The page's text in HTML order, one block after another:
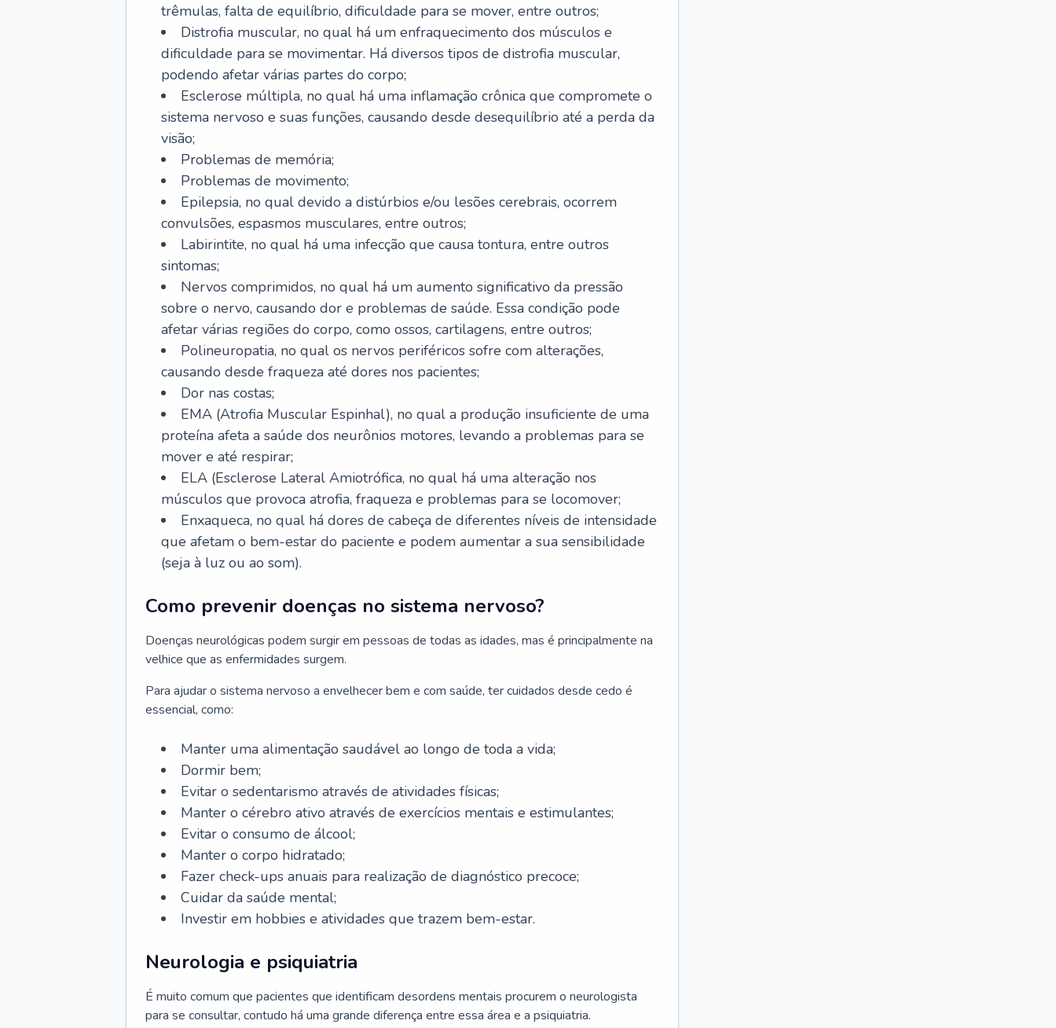
trêmulas, falta de equilíbrio, dificuldade para se mover, entre outros;
Distrofia muscular, no qual há um enfraquecimento dos músculos e
dificuldade para se movimentar. Há diversos tipos de distrofia muscular,
podendo afetar várias partes do corpo;
Esclerose múltipla, no qual há uma inflamação crônica que compromete o
sistema nervoso e suas funções, causando desde desequilíbrio até a perda da
visão;
Problemas de memória;
Problemas de movimento;
Epilepsia, no qual devido a distúrbios e/ou lesões cerebrais, ocorrem
convulsões, espasmos musculares, entre outros;
Labirintite, no qual há uma infecção que causa tontura, entre outros
sintomas;
Nervos comprimidos, no qual há um aumento significativo da pressão
sobre o nervo, causando dor e problemas de saúde. Essa condição pode
afetar várias regiões do corpo, como ossos, cartilagens, entre outros;
Polineuropatia, no qual os nervos periféricos sofre com alterações,
causando desde fraqueza até dores nos pacientes;
Dor nas costas;
EMA (Atrofia Muscular Espinhal), no qual a produção insuficiente de uma
proteína afeta a saúde dos neurônios motores, levando a problemas para se
mover e até respirar;
ELA (Esclerose Lateral Amiotrófica, no qual há uma alteração nos
músculos que provoca atrofia, fraqueza e problemas para se locomover;
Enxaqueca, no qual há dores de cabeça de diferentes níveis de intensidade
que afetam o bem-estar do paciente e podem aumentar a sua sensibilidade
(seja à luz ou ao som).
Como prevenir doenças no sistema nervoso?
Doenças neurológicas podem surgir em pessoas de todas as idades, mas é principalmente na
velhice que as enfermidades surgem.
Para ajudar o sistema nervoso a envelhecer bem e com saúde, ter cuidados desde cedo é
essencial, como:
Manter uma alimentação saudável ao longo de toda a vida;
Dormir bem;
Evitar o sedentarismo através de atividades físicas;
Manter o cérebro ativo através de exercícios mentais e estimulantes;
Evitar o consumo de álcool;
Manter o corpo hidratado;
Fazer check-ups anuais para realização de diagnóstico precoce;
Cuidar da saúde mental;
Investir em hobbies e atividades que trazem bem-estar.
Neurologia e psiquiatria
É muito comum que pacientes que identificam desordens mentais procurem o neurologista
para se consultar, contudo há uma grande diferença entre essa área e a psiquiatria.